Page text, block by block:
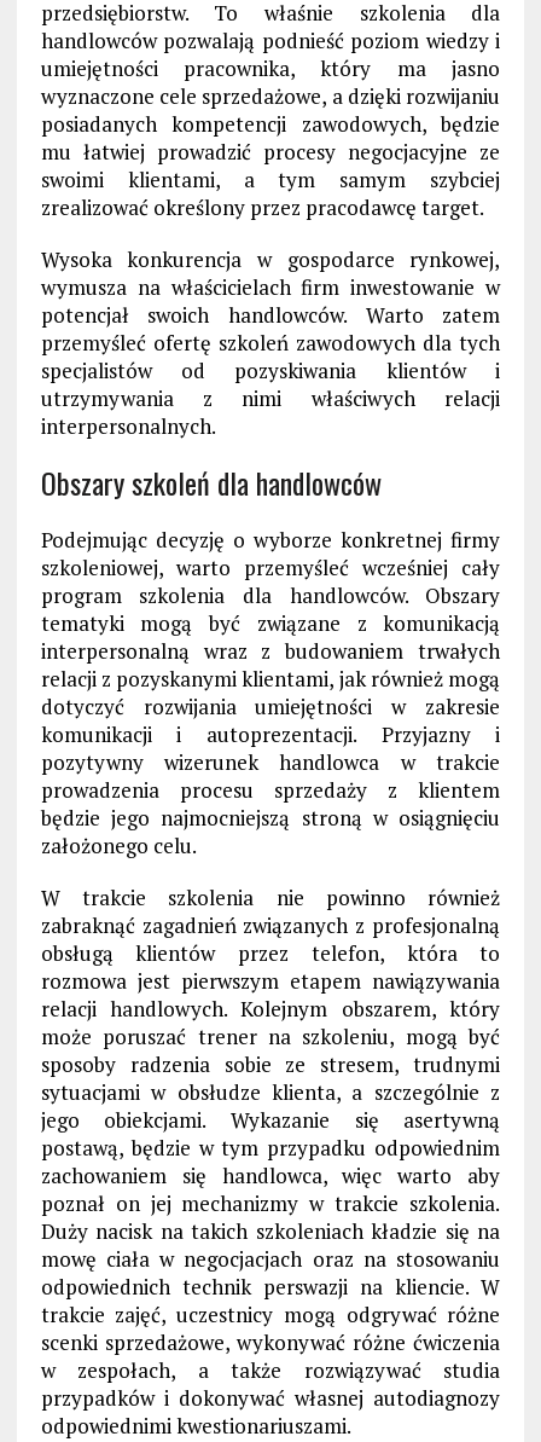
przedsiębiorstw. To właśnie szkolenia dla
handlowców pozwalają podnieść poziom wiedzy i
umiejętności pracownika, który ma jasno
wyznaczone cele sprzedażowe, a dzięki rozwijaniu
posiadanych kompetencji zawodowych, będzie
mu łatwiej prowadzić procesy negocjacyjne ze
swoimi klientami, a tym samym szybciej
zrealizować określony przez pracodawcę target.
Wysoka konkurencja w gospodarce rynkowej,
wymusza na właścicielach firm inwestowanie w
potencjał swoich handlowców. Warto zatem
przemyśleć ofertę szkoleń zawodowych dla tych
specjalistów od pozyskiwania klientów i
utrzymywania z nimi właściwych relacji
interpersonalnych.
Obszary szkoleń dla handlowców
Podejmując decyzję o wyborze konkretnej firmy
szkoleniowej, warto przemyśleć wcześniej cały
program szkolenia dla handlowców. Obszary
tematyki mogą być związane z komunikacją
interpersonalną wraz z budowaniem trwałych
relacji z pozyskanymi klientami, jak również mogą
dotyczyć rozwijania umiejętności w zakresie
komunikacji i autoprezentacji. Przyjazny i
pozytywny wizerunek handlowca w trakcie
prowadzenia procesu sprzedaży z klientem
będzie jego najmocniejszą stroną w osiągnięciu
założonego celu.
W trakcie szkolenia nie powinno również
zabraknąć zagadnień związanych z profesjonalną
obsługą klientów przez telefon, która to
rozmowa jest pierwszym etapem nawiązywania
relacji handlowych. Kolejnym obszarem, który
może poruszać trener na szkoleniu, mogą być
sposoby radzenia sobie ze stresem, trudnymi
sytuacjami w obsłudze klienta, a szczególnie z
jego obiekcjami. Wykazanie się asertywną
postawą, będzie w tym przypadku odpowiednim
zachowaniem się handlowca, więc warto aby
poznał on jej mechanizmy w trakcie szkolenia.
Duży nacisk na takich szkoleniach kładzie się na
mowę ciała w negocjacjach oraz na stosowaniu
odpowiednich technik perswazji na kliencie. W
trakcie zajęć, uczestnicy mogą odgrywać różne
scenki sprzedażowe, wykonywać różne ćwiczenia
w zespołach, a także rozwiązywać studia
przypadków i dokonywać własnej autodiagnozy
odpowiednimi kwestionariuszami.